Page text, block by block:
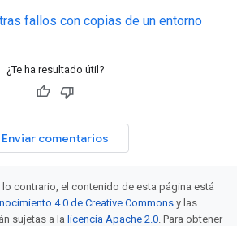
fallos con copias de un entorno
¿Te ha resultado útil?
Enviar comentarios
contrario, el contenido de esta página está
4.0 de Creative Commons y las
sujetas a la licencia Apache 2.0. Para obtener